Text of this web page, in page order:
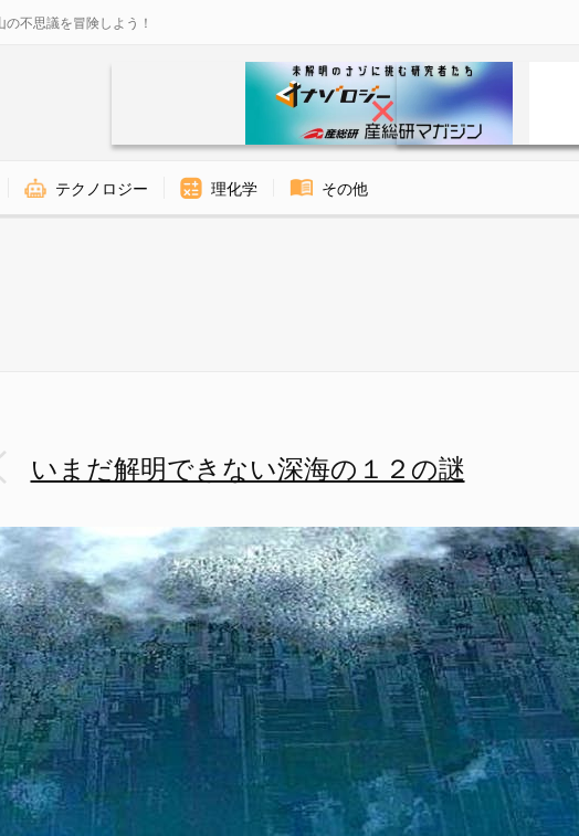
不思議を冒険しよう！
テクノロジー 理化学 その他
いまだ解明できない深海の１２の謎